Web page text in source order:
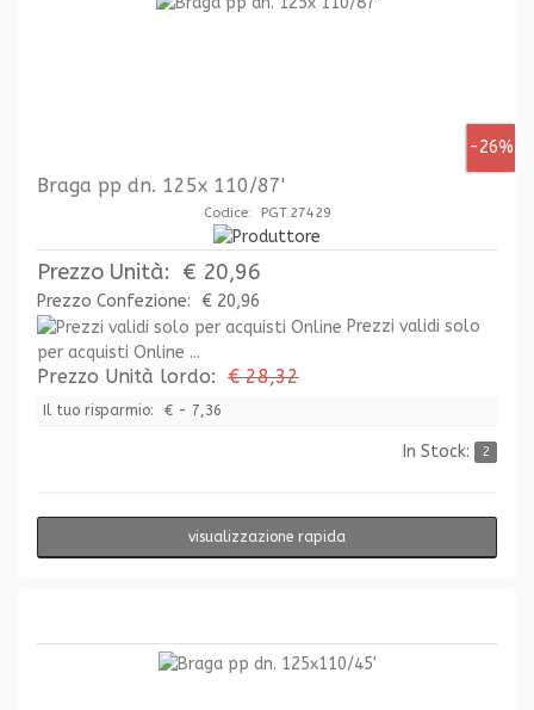
-26%
Braga pp dn. 125x 110/87'
Codice: PGT.27429
Prezzo Unità: € 20,96
Prezzo Confezione:
€ 20,96
Prezzi validi solo
per acquisti Online ...
Prezzo Unità lordo: € 28,32
Il tuo risparmio: € - 7,36
In Stock: 2
visualizzazione rapida